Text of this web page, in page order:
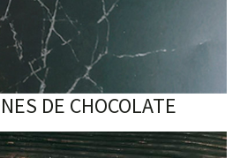
DE CHOCOLATE